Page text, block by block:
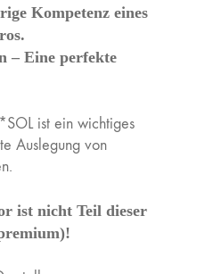
Kompetenz eines
– Eine perfekte
ist ein wichtiges
Auslegung von
ist nicht Teil dieser